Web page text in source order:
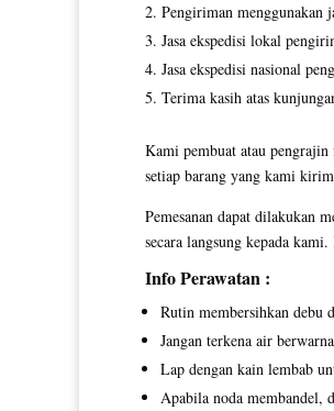
Pengiriman menggunakan
Jasa ekspedisi lokal
Jasa ekspedisi nasional
Terima kasih atas
Kami pembuat atau pengrajin
setiap barang yang kami
Pemesanan dapat dilakukan
secara langsung kepada
Info Perawatan :
Rutin membersihkan debu
Jangan terkena air
Lap dengan kain lembab
Apabila noda membandel,